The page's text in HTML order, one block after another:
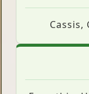
Cassis,